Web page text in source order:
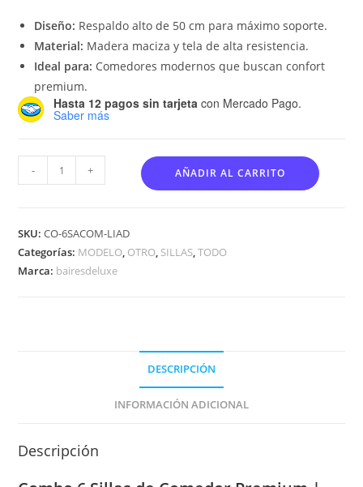
Diseño: Respaldo alto de 50 cm para máximo soporte.
Material: Madera maciza y tela de alta resistencia.
Ideal para: Comedores modernos que buscan confort
premium.
Hasta 12 pagos sin tarjeta con Mercado Pago.
Saber más
- + AÑADIR AL CARRITO
SKU:CO-6SACOM-LIAD
Categorías: MODELO, OTRO, SILLAS,TODO
Marca: bairesdeluxe
DESCRIPCIÓN
INFORMACIÓN ADICIONAL
Descripción